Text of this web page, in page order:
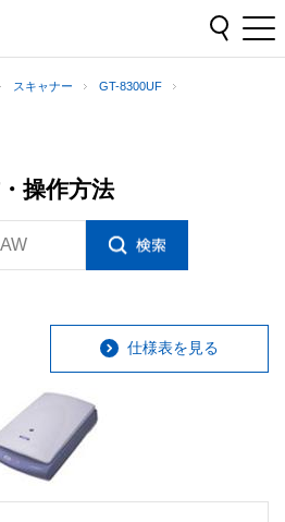
スキャナー
GT-8300UF
操作方法
仕様表を見る